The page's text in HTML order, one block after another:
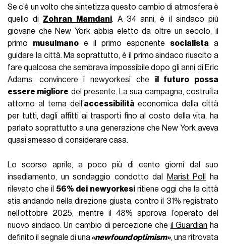
Se c’è un volto che sintetizza questo cambio di atmosfera è
quello di Zohran Mamdani. A 34 anni, è il sindaco più
giovane che New York abbia eletto da oltre un secolo, il
primo musulmano e il primo esponente socialista a
guidare la città. Ma soprattutto, è il primo sindaco riuscito a
fare qualcosa che sembrava impossibile dopo gli anni di Eric
Adams: convincere i newyorkesi che il futuro possa
essere migliore del presente. La sua campagna, costruita
attorno al tema dell’accessibilità economica della città
per tutti, dagli affitti ai trasporti fino al costo della vita, ha
parlato soprattutto a una generazione che New York aveva
quasi smesso di considerare casa.
Lo scorso aprile, a poco più di cento giorni dal suo
insediamento, un sondaggio condotto dal
Marist Poll
ha
rilevato che il56% dei newyorkesiritiene oggi che la città
stia andando nella direzione giusta, contro il 31% registrato
nell’ottobre 2025, mentre il 48% approva l’operato del
nuovo sindaco. Un cambio di percezione che il Guardian ha
definito il segnale di una«newfound optimism», una ritrovata